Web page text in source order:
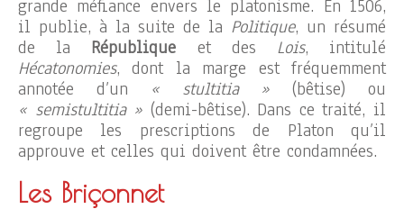
grande méfiance envers le platonisme. En 1506,
il publie, à la suite de la Politique, un résumé
de la République et des Lois, intitulé
Hécatonomies, dont la marge est fréquemment
annotée d’un « stultitia » (bêtise) ou
« semistultitia » (demi-bêtise). Dans ce traité, il
regroupe les prescriptions de Platon qu’il
approuve et celles qui doivent être condamnées.
Les Briçonnet